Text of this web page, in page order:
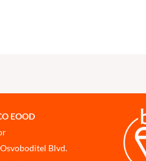
EOOD
Blvd.